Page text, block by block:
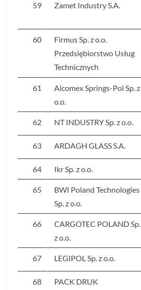
59 Zamet Industry S.A.
60
Firmus Sp. z o.o.
Przedsiębiorstwo Usług
Technicznych
61
Alcomex Springs-Pol Sp. z
o.o.
62 NT INDUSTRY Sp. z o.o.
63 ARDAGH GLASS S.A.
64 Ikr Sp. z o.o.
65
BWI Poland Technologies
Sp. z o.o.
66
CARGOTEC POLAND Sp.
z o.o.
67 LEGIPOL Sp. z o.o.
68
PACK DRUK